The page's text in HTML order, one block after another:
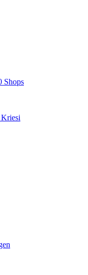
Shops